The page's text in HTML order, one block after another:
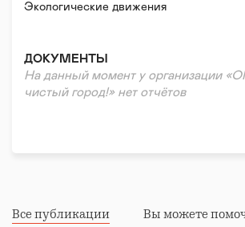
Экологические движения
ДОКУМЕНТЫ
На данный момент у организации
чистый город!» нет отчётов
Все публикации
Вы можете